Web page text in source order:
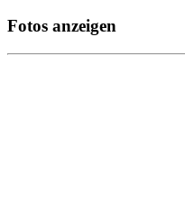
Fotos anzeigen